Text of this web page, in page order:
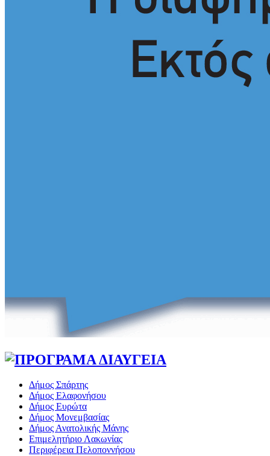
Δήμος Σπάρτης
Δήμος Ελαφονήσου
Δήμος Ευρώτα
Δήμος Μονεμβασίας
Δήμος Ανατολικής Μάνης
Επιμελητήριο Λακωνίας
Περιφέρεια Πελοποννήσου